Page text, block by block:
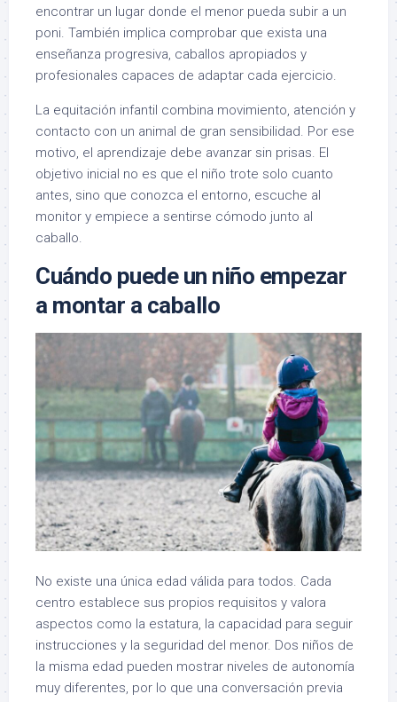
encontrar un lugar donde el menor pueda subir a un
poni. También implica comprobar que exista una
enseñanza progresiva, caballos apropiados y
profesionales capaces de adaptar cada ejercicio.
La equitación infantil combina movimiento, atención y
contacto con un animal de gran sensibilidad. Por ese
motivo, el aprendizaje debe avanzar sin prisas. El
objetivo inicial no es que el niño trote solo cuanto
antes, sino que conozca el entorno, escuche al
monitor y empiece a sentirse cómodo junto al
caballo.
Cuándo puede un niño empezar
a montar a caballo
No existe una única edad válida para todos. Cada
centro establece sus propios requisitos y valora
aspectos como la estatura, la capacidad para seguir
instrucciones y la seguridad del menor. Dos niños de
la misma edad pueden mostrar niveles de autonomía
muy diferentes, por lo que una conversación previa